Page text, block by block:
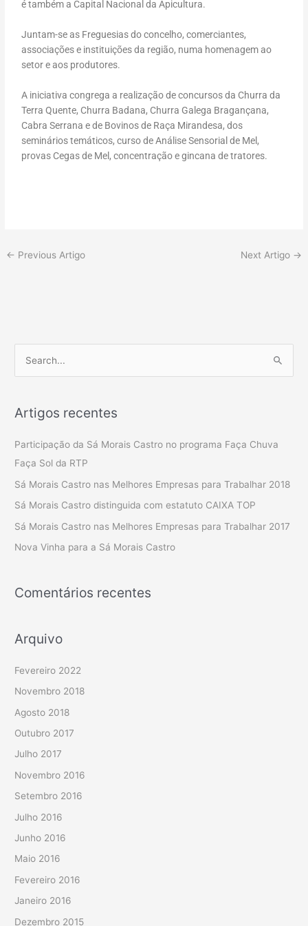
é também a Capital Nacional da Apicultura.
Juntam-se as Freguesias do concelho, comerciantes,
associações e instituições da região, numa homenagem ao
setor e aos produtores.
A iniciativa congrega a realização de concursos da Churra da
Terra Quente, Churra Badana, Churra Galega Bragançana,
Cabra Serrana e de Bovinos de Raça Mirandesa, dos
seminários temáticos, curso de Análise Sensorial de Mel,
provas Cegas de Mel, concentração e gincana de tratores.
← Previous Artigo Next Artigo →
r
r
:
Artigos recentes
Participação da Sá Morais Castro no programa Faça Chuva
Faça Sol da RTP
Sá Morais Castro nas Melhores Empresas para Trabalhar 2018
Sá Morais Castro distinguida com estatuto CAIXA TOP
Sá Morais Castro nas Melhores Empresas para Trabalhar 2017
Nova Vinha para a Sá Morais Castro
Comentários recentes
Arquivo
Fevereiro 2022
Novembro 2018
Agosto 2018
Outubro 2017
Julho 2017
Novembro 2016
Setembro 2016
Julho 2016
Junho 2016
Maio 2016
Fevereiro 2016
Janeiro 2016
Dezembro 2015